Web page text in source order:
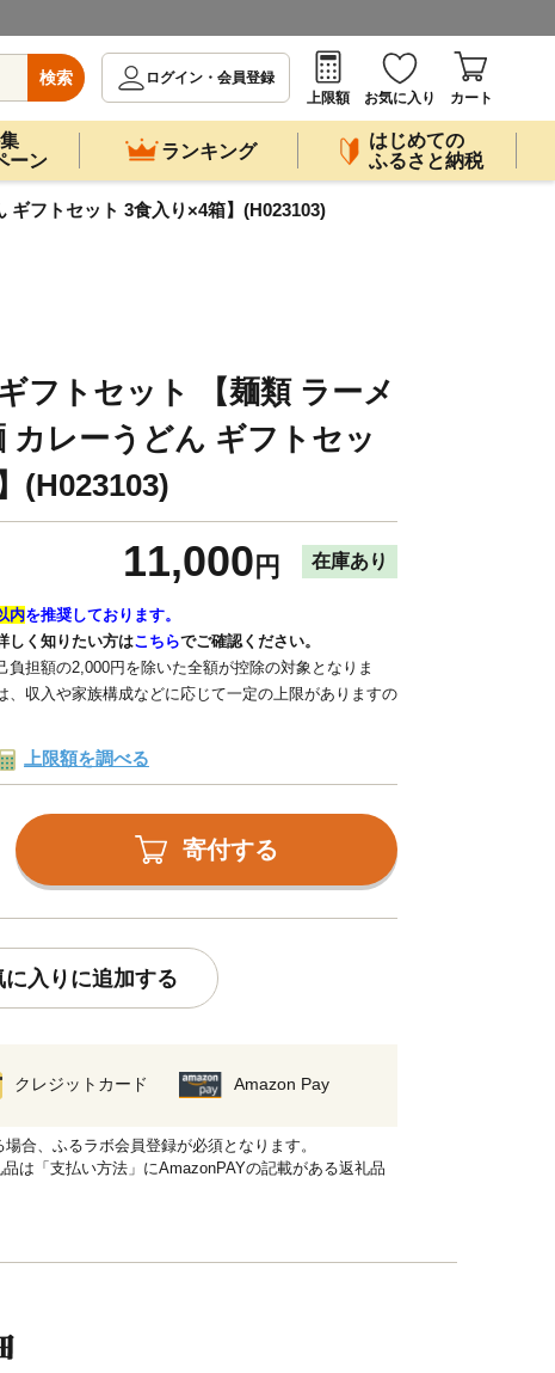
検索
ログイン・会員登録
上限額
お気に入り カート
ーン
ランキング
はじめての
ふるさと納税
ギフトセット 3食入り×4箱】(H023103)
フトセット 【麺類 ラーメ
カレーうどん ギフトセッ
(H023103)
11,000 円 在庫あり
内を推奨しております。
しく知りたい方はこちらでご確認ください。
担額の2,000円を除いた全額が控除の対象となりま
、収入や家族構成などに応じて一定の上限がありますの
上限額を調べる
寄付する
に入りに追加する
クレジットカード Amazon Pay
合、ふるラボ会員登録が必須となります。
は「支払い方法」にAmazonPAYの記載がある返礼品